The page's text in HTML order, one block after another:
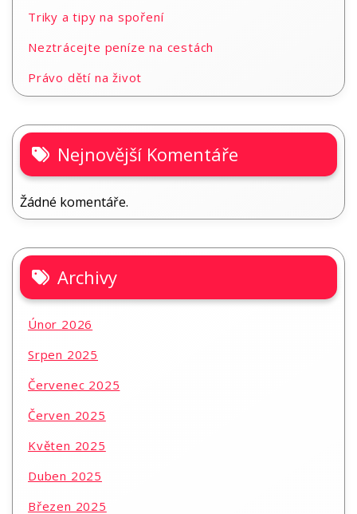
Triky a tipy na spoření
Neztrácejte peníze na cestách
Právo dětí na život
Nejnovější Komentáře
Žádné komentáře.
Archivy
Únor 2026
Srpen 2025
Červenec 2025
Červen 2025
Květen 2025
Duben 2025
Březen 2025